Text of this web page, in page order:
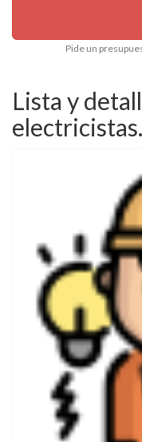
Pide un
Lista y
electricistas.